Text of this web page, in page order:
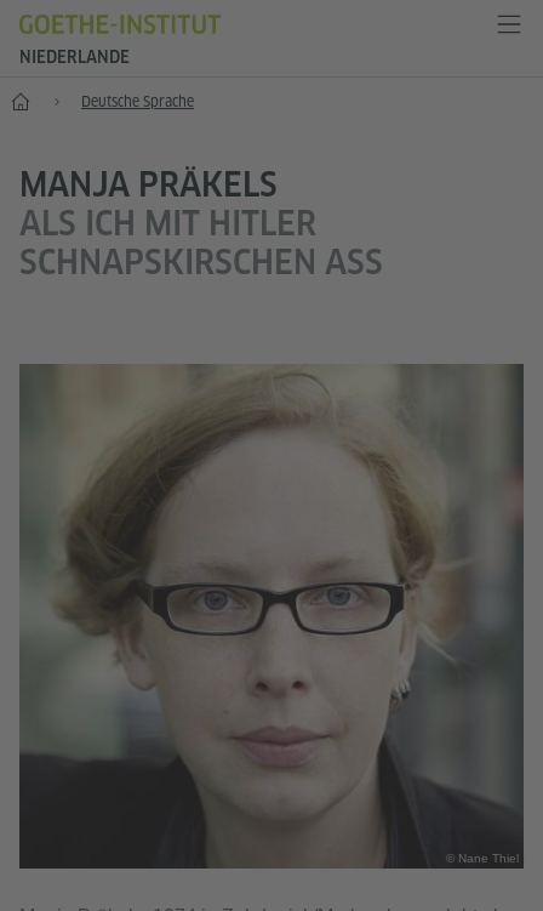
NIEDERLANDE
Start Deutsche Sprache
MANJA PRÄKELS
ALS ICH MIT HITLER
SCHNAPSKIRSCHEN ASS
© Nane Thiel